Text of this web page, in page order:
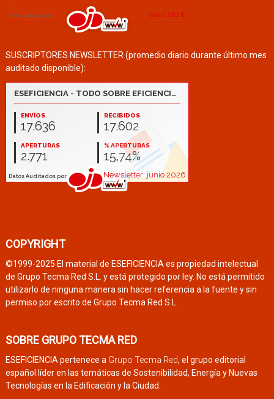
SUSCRIPTORES NEWSLETTER (promedio diario durante último mes
auditado disponible):
COPYRIGHT
©1999-2025 El material de ESEFICIENCIA es propiedad intelectual
de Grupo Tecma Red S.L. y está protegido por ley. No está permitido
utilizarlo de ninguna manera sin hacer referencia a la fuente y sin
permiso por escrito de Grupo Tecma Red S.L.
SOBRE GRUPO TECMA RED
ESEFICIENCIA pertenece a Grupo Tecma Red, el grupo editorial
español líder en las temáticas de Sostenibilidad, Energía y Nuevas
Tecnologías en la Edificación y la Ciudad.